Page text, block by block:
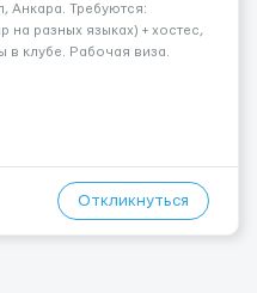
Анкара. Требуются:
на разных языках) + хостеc,
клубе. Рабочая виза.
Высокая зарплат...
Откликнуться